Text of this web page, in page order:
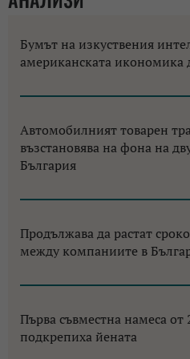
Бумът на изкуствения
американската икономика
Автомобилният товарен
възстановява на фона на
България
Продължава да растат
между компаниите в
Първа съвместна намеса
подкрепиха йената